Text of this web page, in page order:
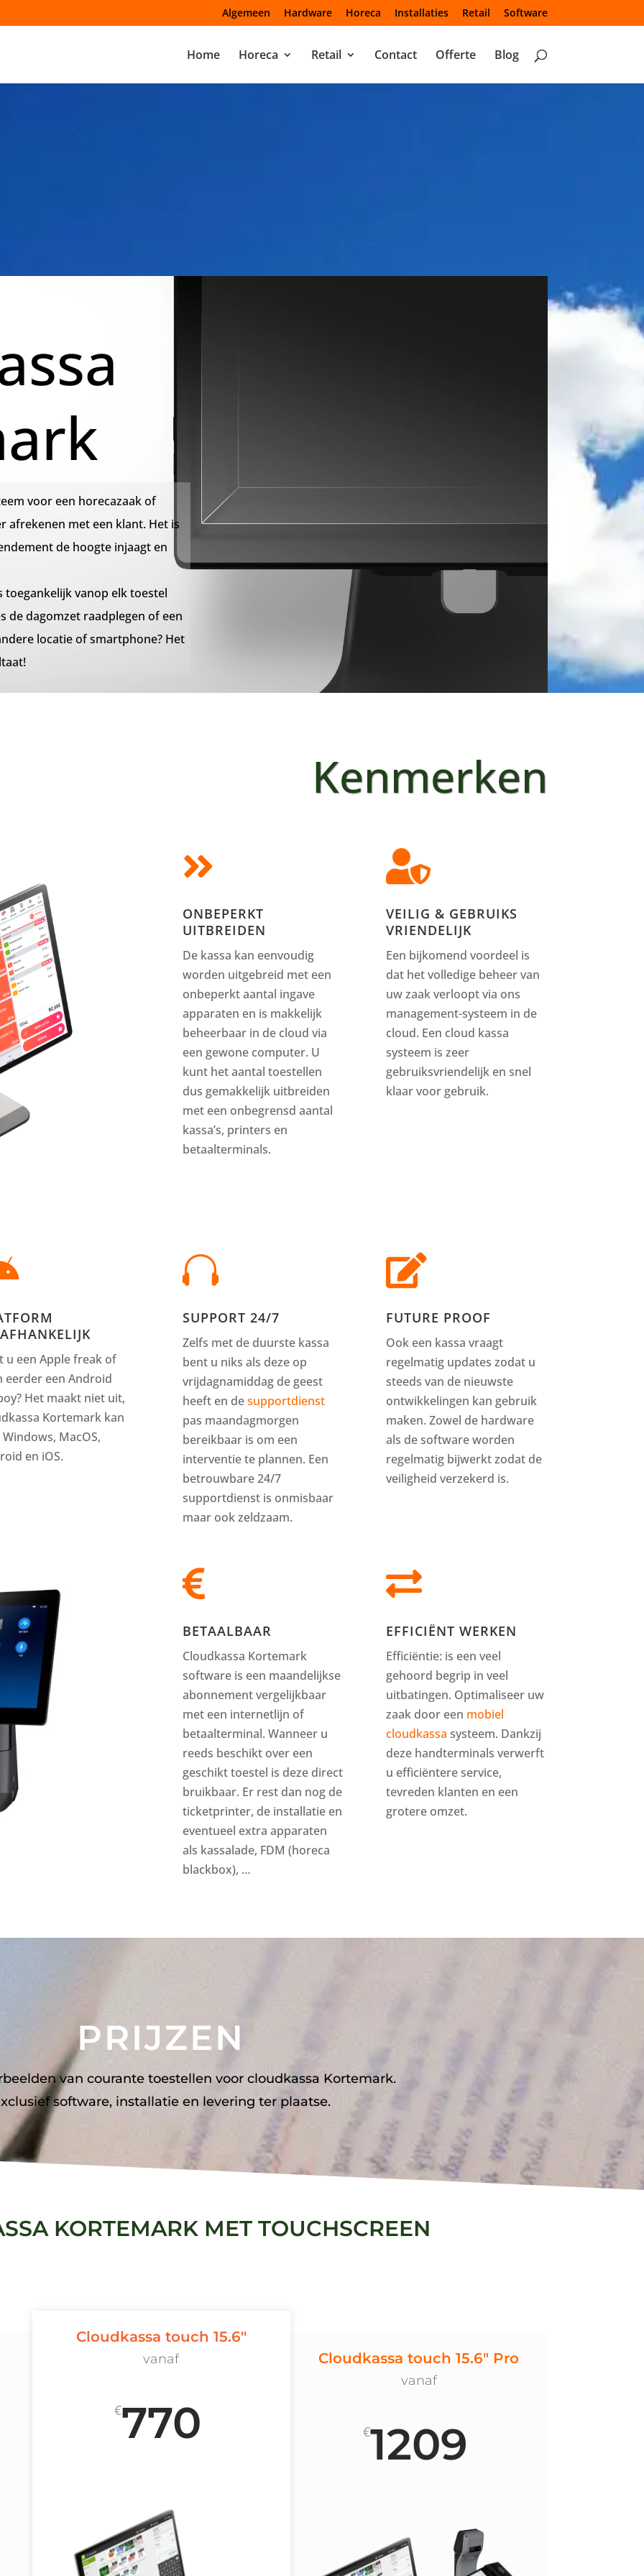
Algemeen Hardware Horeca Installaties Retail Software
Home Horeca Retail Contact Offerte Blog
voor een horecazaak of
afrekenen met een klant. Het is
de hoogte injaagt en
toegankelijk vanop elk toestel
de dagomzet raadplegen of een
locatie of smartphone? Het
Kenmerken

ONBEPERKT
UITBREIDEN
De kassa kan eenvoudig
worden uitgebreid met een
onbeperkt aantal ingave
apparaten en is makkelijk
beheerbaar in de cloud via
een gewone computer. U
kunt het aantal toestellen
dus gemakkelijk uitbreiden
met een onbegrensd aantal
kassa’s, printers en
betaalterminals.

VEILIG & GEBRUIKS
VRIENDELIJK
Een bijkomend voordeel is
dat het volledige beheer van
uw zaak verloopt via ons
management-systeem in de
cloud. Een cloud kassa
systeem is zeer
gebruiksvriendelijk en snel
klaar voor gebruik.
u een Apple freak of
eerder een Android
Het maakt niet uit,
Kortemark kan
MacOS,
en iOS.

SUPPORT 24/7
Zelfs met de duurste kassa
bent u niks als deze op
vrijdagnamiddag de geest
heeft en desupportdienst
pas maandagmorgen
bereikbaar is om een
interventie te plannen. Een
betrouwbare 24/7
supportdienst is onmisbaar
maar ook zeldzaam.

FUTURE PROOF
Ook een kassa vraagt
regelmatig updates zodat u
steeds van de nieuwste
ontwikkelingen kan gebruik
maken. Zowel de hardware
als de software worden
regelmatig bijwerkt zodat de
veiligheid verzekerd is.

BETAALBAAR
Cloudkassa Kortemark
software is een maandelijkse
abonnement vergelijkbaar
met een internetlijn of
betaalterminal. Wanneer u
reeds beschikt over een
geschikt toestel is deze direct
bruikbaar. Er rest dan nog de
ticketprinter, de installatie en
eventueel extra apparaten
als kassalade, FDM (horeca
blackbox), …

EFFICIËNT WERKEN
Efficiëntie: is een veel
gehoord begrip in veel
uitbatingen. Optimaliseer uw
zaak door een mobiel
cloudkassa systeem. Dankzij
deze handterminals verwerft
u efficiëntere service,
tevreden klanten en een
grotere omzet.
PRIJZEN
van courante toestellen voor cloudkassa Kortemark.
software, installatie en levering ter plaatse.
KORTEMARK MET TOUCHSCREEN
Cloudkassa touch 15.6"
vanaf
€770
Cloudkassa touch 15.6" Pro
vanaf
€1209